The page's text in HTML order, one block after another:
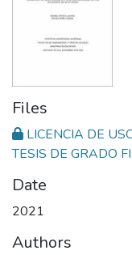
Files
LICENCIA DE
TESIS DE GRADO
Date
2021
Authors